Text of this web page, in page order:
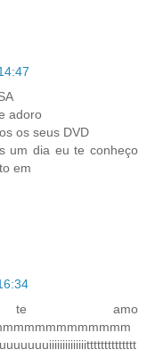
adoro
os seus DVD
um dia eu te conheço
em
amo